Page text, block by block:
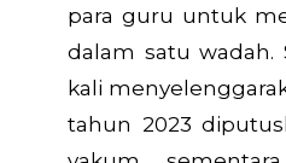
para guru untuk
dalam satu wadah.
kali
tahun 2023